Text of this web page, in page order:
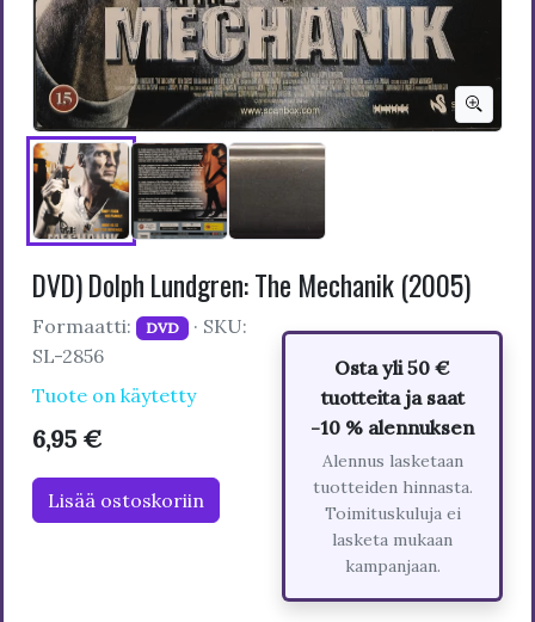
DVD) Dolph Lundgren: The Mechanik (2005)
Formaatti: DVD · SKU:
SL-2856
Tuote on käytetty
6,95 €
Lisää ostoskoriin
Osta yli 50 €
tuotteita ja saat
-10 % alennuksen
Alennus lasketaan
tuotteiden hinnasta.
Toimituskuluja ei
lasketa mukaan
kampanjaan.